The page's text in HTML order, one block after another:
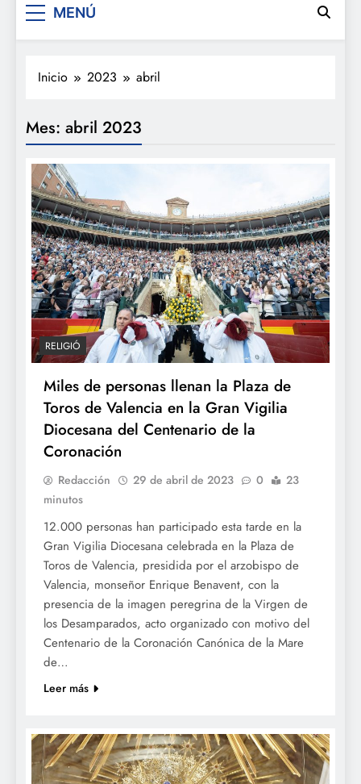
MENÚ
Inicio 2023 abril
Mes: abril 2023
RELIGIÓ
Miles de personas llenan la Plaza de
Toros de Valencia en la Gran Vigilia
Diocesana del Centenario de la
Coronación
Redacción 29 de abril de 2023 0
23
minutos
12.000 personas han participado esta tarde en la
Gran Vigilia Diocesana celebrada en la Plaza de
Toros de Valencia, presidida por el arzobispo de
Valencia, monseñor Enrique Benavent, con la
presencia de la imagen peregrina de la Virgen de
los Desamparados, acto organizado con motivo del
Centenario de la Coronación Canónica de la Mare
de…
Leer más